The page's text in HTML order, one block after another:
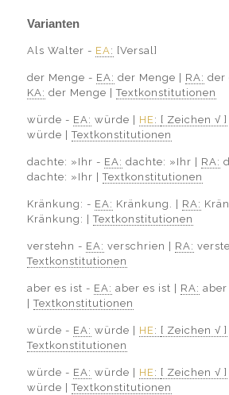
Varianten
Als Walter - EA: [Versal]
der Menge - EA: der Menge | RA: der
KA: der Menge |Textkonstitutionen
würde - EA: würde | HE: [ Zeichen √ ]
würde |Textkonstitutionen
dachte: »Ihr - EA: dachte: »Ihr | RA:
dachte: »Ihr |Textkonstitutionen
Kränkung: - EA: Kränkung. | RA:
Kränkung: |Textkonstitutionen
verstehn - EA: verschrien | RA:
Textkonstitutionen
aber es ist - EA: aber es ist | RA: aber
|Textkonstitutionen
würde - EA: würde | HE: [ Zeichen √ ]
Textkonstitutionen
würde - EA: würde | HE: [ Zeichen √ ]
würde |Textkonstitutionen